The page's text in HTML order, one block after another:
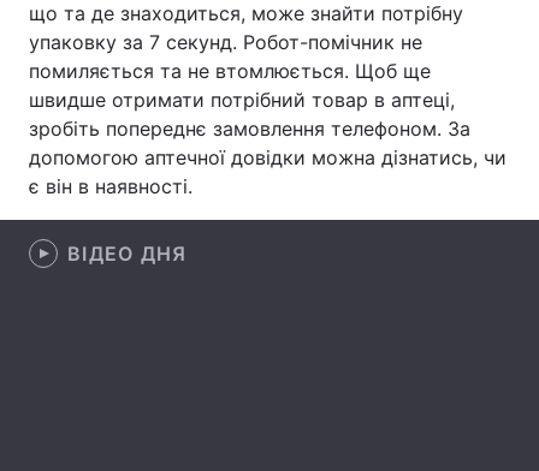
Відео з Youtube Статті
Інтерв'ю Думки
Архів Вакансії
Послуги
що та де знаходиться, може знайти потрібну
упаковку за 7 секунд. Робот-помічник не
помиляється та не втомлюється. Щоб ще
швидше отримати потрібний товар в аптеці,
зробіть попереднє замовлення телефоном. За
допомогою аптечної довідки можна дізнатись, чи
є він в наявності.
ВІДЕО ДНЯ